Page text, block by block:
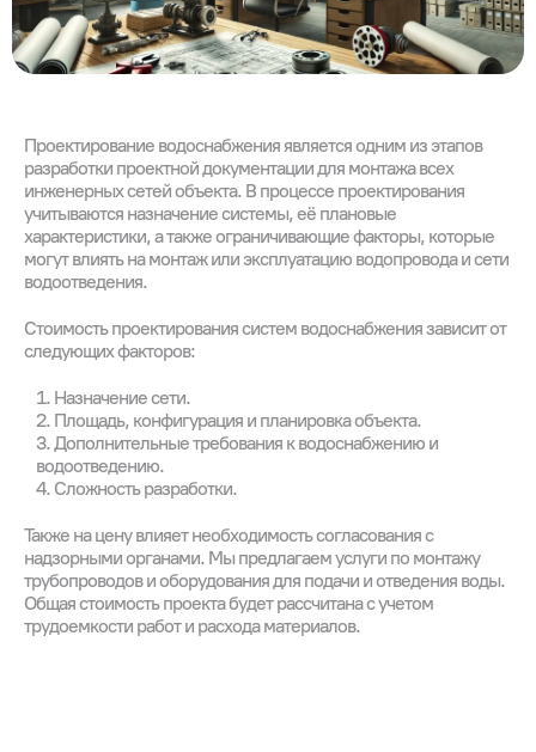
Проектирование водоснабжения является одним из этапов
разработки проектной документации для монтажа всех
инженерных сетей объекта. В процессе проектирования
учитываются назначение системы, её плановые
характеристики, а также ограничивающие факторы, которые
могут влиять на монтаж или эксплуатацию водопровода и сети
водоотведения.
Стоимость проектирования систем водоснабжения зависит от
следующих факторов:
Назначение сети.
Площадь, конфигурация и планировка объекта.
Дополнительные требования к водоснабжению и
водоотведению.
Сложность разработки.
Также на цену влияет необходимость согласования с
надзорными органами. Мы предлагаем услуги по монтажу
трубопроводов и оборудования для подачи и отведения воды.
Общая стоимость проекта будет рассчитана с учетом
трудоемкости работ и расхода материалов.